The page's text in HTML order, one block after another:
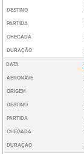
DESTINO
PARTIDA
CHEGADA
DURAÇÃO
DATA
AERONAVE
ORIGEM
DESTINO
PARTIDA
CHEGADA
DURAÇÃO